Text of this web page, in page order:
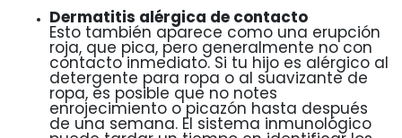
Dermatitis alérgica de contacto
Esto también aparece como una erupción
roja, que pica, pero generalmente no con
contacto inmediato. Si tu hijo es alérgico al
detergente para ropa o al suavizante de
ropa, es posible que no notes
enrojecimiento o picazón hasta después
de una semana. El sistema inmunológico